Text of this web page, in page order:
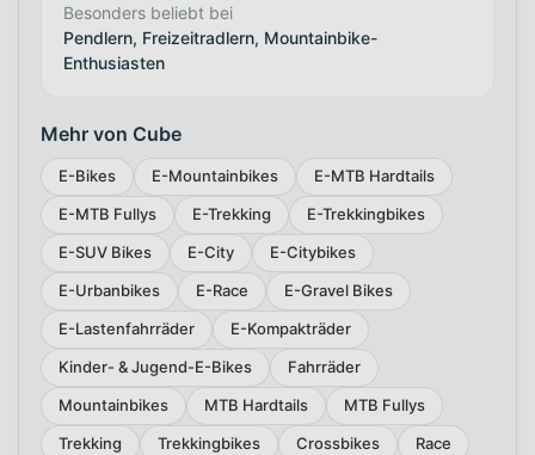
Besonders beliebt bei
Pendlern, Freizeitradlern, Mountainbike-
Enthusiasten
Mehr von Cube
E-Bikes E-Mountainbikes
E-MTB Hardtails
E-MTB Fullys
E-Trekking
E-Trekkingbikes
E-SUV Bikes
E-City
E-Citybikes
E-Urbanbikes
E-Race
E-Gravel Bikes
E-Lastenfahrräder
E-Kompakträder
Kinder- & Jugend-E-Bikes
Fahrräder
Mountainbikes
MTB Hardtails
MTB Fullys
Trekking
Trekkingbikes Crossbikes
Race